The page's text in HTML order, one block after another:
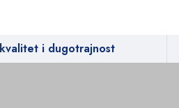
i dugotrajnost